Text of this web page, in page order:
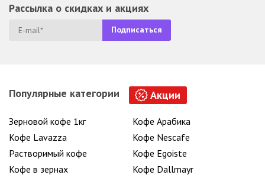
Рассылка о скидках и акциях
Популярные категории Акции
Зерновой кофе 1кг
Кофе Арабика
Кофе Lavazza
Кофе Nescafe
Растворимый кофе
Кофе Egoiste
Кофе в зернах
Кофе Dallmayr